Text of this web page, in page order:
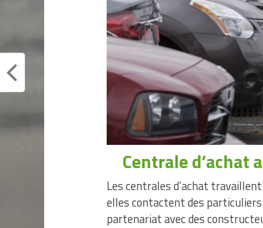
Centrale d’achat
Les centrales d’achat
elles contactent des
partenariat avec des